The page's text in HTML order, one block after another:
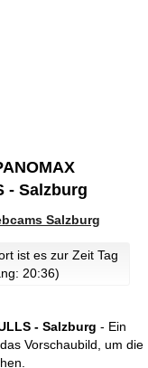
- Salzburg
Salzburg
ist es zur Zeit Tag
20:36)
- Salzburg - Ein
Vorschaubild, um die